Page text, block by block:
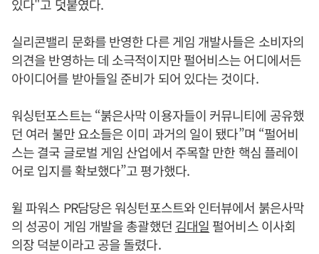
있다"고 덧붙였다.
실리콘밸리 문화를 반영한 다른 게임 개발사들은 소비자의
의견을 반영하는 데 소극적이지만 펄어비스는 어디에서든
아이디어를 받아들일 준비가 되어 있다는 것이다.
워싱턴포스트는 “붉은사막 이용자들이 커뮤니티에 공유했
던 여러 불만 요소들은 이미 과거의 일이 됐다”며 “펄어비
스는 결국 글로벌 게임 산업에서 주목할 만한 핵심 플레이
어로 입지를 확보했다”고 평가했다.
윌 파워스 PR담당은 워싱턴포스트와 인터뷰에서 붉은사막
의 성공이 게임 개발을 총괄했던 김대일 펄어비스 이사회
의장 덕분이라고 공을 돌렸다.